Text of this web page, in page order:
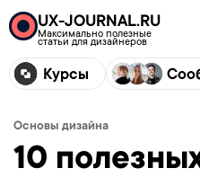
UX-JOURNAL.RU
Максимально полезные
статьи для дизайнеров
Курсы
Основы дизайна
10